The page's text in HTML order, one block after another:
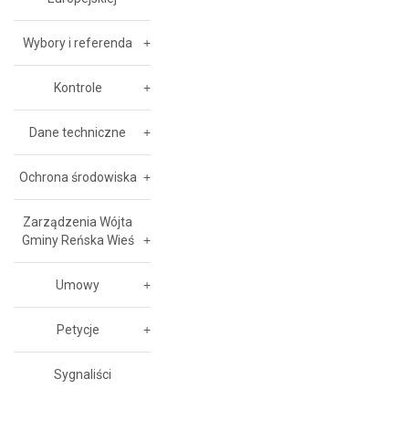
Wybory i referenda
Kontrole
Dane techniczne
Ochrona środowiska
Zarządzenia Wójta
Gminy Reńska Wieś
Umowy
Petycje
Sygnaliści